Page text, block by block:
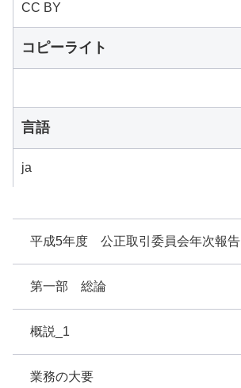
平成5年度 公正取引委員会年次報告
第一部 総論
概説_1
業務の大要
CC BY
コピーライト
言語
ja